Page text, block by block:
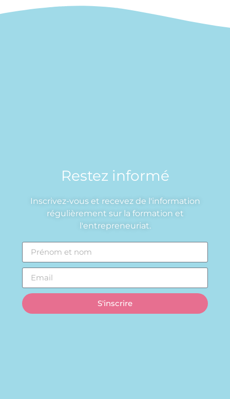
Restez informé
Inscrivez-vous et recevez de l'information
régulièrement sur la formation et
l'entrepreneuriat.
S'inscrire